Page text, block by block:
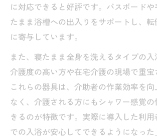
に対応できると好評です。バスボードや
たまま浴槽への出入りをサポートし、
に寄与しています。
また、寝たまま全身を洗えるタイプの
介護度の高い方や在宅介護の現場で重宝
これらの器具は、介助者の作業効率を
なく、介護される方にもシャワー感覚
きるのが特徴です。実際に導入した利
での入浴が安心してできるようになった